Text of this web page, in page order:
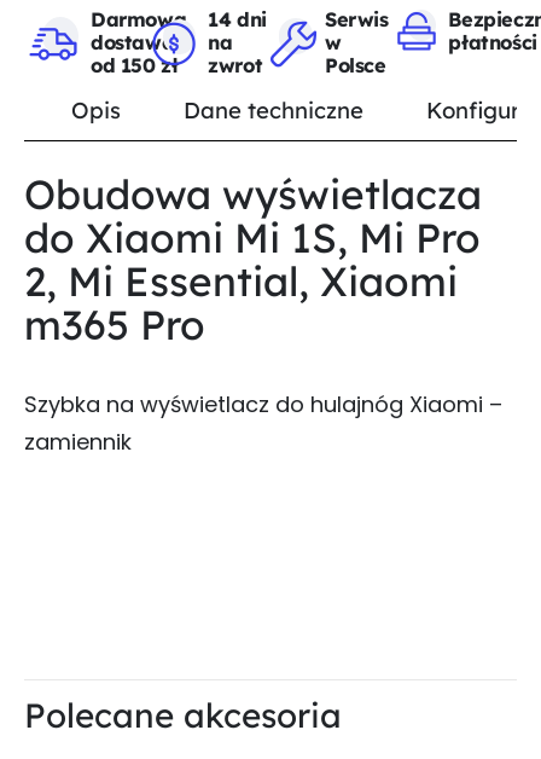
Darmowa
dostawa
od 150 zł
14 dni
na
zwrot
Serwis
w
Polsce
płatności
Opis Dane techniczne
Obudowa wyświetlacza
do Xiaomi Mi 1S, Mi Pro
2, Mi Essential, Xiaomi
m365 Pro
Szybka na wyświetlacz do hulajnóg Xiaomi –
zamiennik
Polecane akcesoria